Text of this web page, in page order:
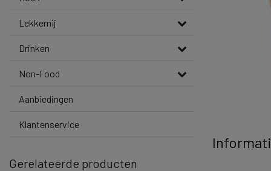
Lekkernij
Drinken
Non-Food
Aanbiedingen
Klantenservice
Gerelateerde producten